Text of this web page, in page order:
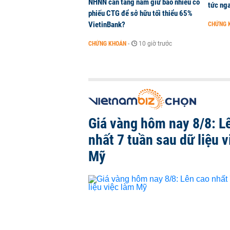
NHNN cần tăng nắm giữ bao nhiêu cổ
phiếu CTG để sở hữu tối thiểu 65%
VietinBank?
CHỨNG KHOÁN - 10 giờ trước
tức
CHỨNG
Giá vàng hôm nay 8/8:
nhất 7 tuần sau dữ liệu
Mỹ